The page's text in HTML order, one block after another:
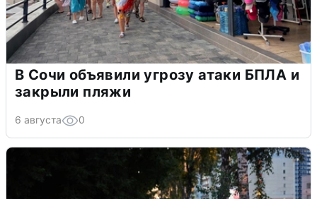
В Сочи объявили угрозу атаки БПЛА и
закрыли пляжи
6 августа 0